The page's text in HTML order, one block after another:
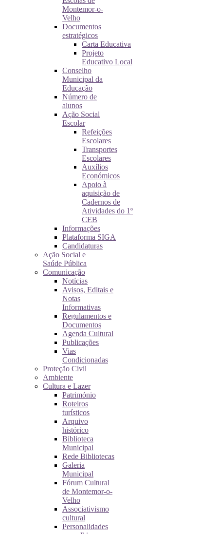
Montemor-o-
Velho
Documentos
estratégicos
Carta Educativa
Projeto
Educativo Local
Conselho
Municipal da
Educação
Número de
alunos
Ação Social
Escolar
Refeições
Escolares
Transportes
Escolares
Auxílios
Económicos
Apoio à
aquisição de
Cadernos de
Atividades do 1º
CEB
Informações
Plataforma SIGA
Candidaturas
Ação Social e
Saúde Pública
Comunicação
Notícias
Avisos, Editais e
Notas
Informativas
Regulamentos e
Documentos
Agenda Cultural
Publicações
Vias
Condicionadas
Proteção Civil
Ambiente
Cultura e Lazer
Património
Roteiros
turísticos
Arquivo
histórico
Biblioteca
Municipal
Rede Bibliotecas
Galeria
Municipal
Fórum Cultural
de Montemor-o-
Velho
Associativismo
cultural
Personalidades